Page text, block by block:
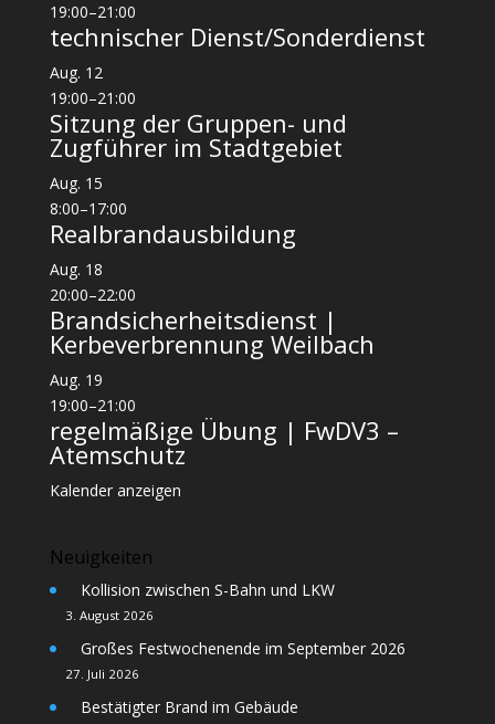
19:00–21:00
technischer Dienst/Sonderdienst
Aug. 12
19:00–21:00
Sitzung der Gruppen- und
Zugführer im Stadtgebiet
Aug. 15
8:00–17:00
Realbrandausbildung
Aug. 18
20:00–22:00
Brandsicherheitsdienst |
Kerbeverbrennung Weilbach
Aug. 19
19:00–21:00
regelmäßige Übung | FwDV3 –
Atemschutz
Kalender anzeigen
Neuigkeiten
Kollision zwischen S-Bahn und LKW
3. August 2026
Großes Festwochenende im September 2026
27. Juli 2026
Bestätigter Brand im Gebäude